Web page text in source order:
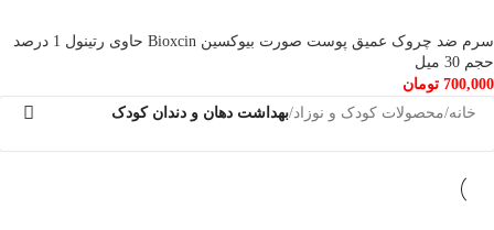
سرم ضد چروک عمیق پوست صورت بیوکسین Bioxcin حاوی رتینول 1 درصد
حجم 30 میل
700,000 تومان
خانه/محصولات کودک و نوزاد/بهداشت دهان و دندان کودک